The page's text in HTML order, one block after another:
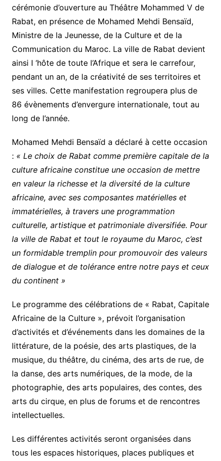
cérémonie d’ouverture au Théâtre Mohammed V de
Rabat, en présence de Mohamed Mehdi Bensaïd,
Ministre de la Jeunesse, de la Culture et de la
Communication du Maroc. La ville de Rabat devient
ainsi I ‘hôte de toute l’Afrique et sera le carrefour,
pendant un an, de la créativité de ses territoires et
ses villes. Cette manifestation regroupera plus de
86 évènements d’envergure internationale, tout au
long de l’année.
Mohamed Mehdi Bensaïd a déclaré à cette occasion
: « Le choix de Rabat comme première capitale de la
culture africaine constitue une occasion de mettre
en valeur la richesse et la diversité de la culture
africaine, avec ses composantes matérielles et
immatérielles, à travers une programmation
culturelle, artistique et patrimoniale diversifiée. Pour
la ville de Rabat et tout le royaume du Maroc, c’est
un formidable tremplin pour promouvoir des valeurs
de dialogue et de tolérance entre notre pays et ceux
du continent »
Le programme des célébrations de « Rabat, Capitale
Africaine de la Culture », prévoit l’organisation
d’activités et d’événements dans les domaines de la
littérature, de la poésie, des arts plastiques, de la
musique, du théâtre, du cinéma, des arts de rue, de
la danse, des arts numériques, de la mode, de la
photographie, des arts populaires, des contes, des
arts du cirque, en plus de forums et de rencontres
intellectuelles.
Les différentes activités seront organisées dans
tous les espaces historiques, places publiques et